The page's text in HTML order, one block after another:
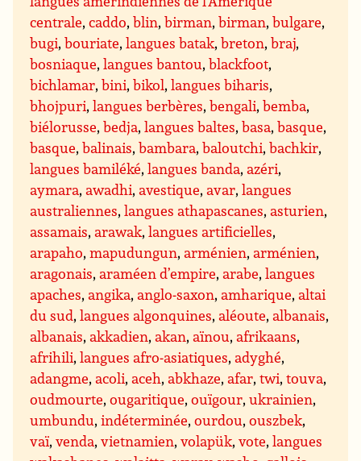
centrale,caddo,blin,birman,birman,bulgare,
bugi,bouriate,langues batak,breton,braj,
bosniaque,langues bantou,blackfoot,
bichlamar,bini,bikol,langues biharis,
bhojpuri,langues berbères,bengali,bemba,
biélorusse,bedja,langues baltes,basa,basque,
basque,balinais,bambara,baloutchi,bachkir,
langues bamiléké,langues banda,azéri,
aymara,awadhi,avestique,avar,langues
australiennes,langues athapascanes,asturien,
assamais,arawak,langues artificielles,
arapaho,mapudungun,arménien,arménien,
aragonais,araméen d’empire,arabe,langues
apaches,angika,anglo-saxon,amharique,altai
du sud,langues algonquines,aléoute,albanais,
albanais,akkadien,akan,aïnou,afrikaans,
afrihili,langues afro-asiatiques,adyghé,
adangme,acoli,aceh,abkhaze,afar,twi,touva,
oudmourte,ougaritique,ouïgour,ukrainien,
umbundu,indéterminée,ourdou,ouszbek,
vaï,venda,vietnamien,volapük,vote,langues